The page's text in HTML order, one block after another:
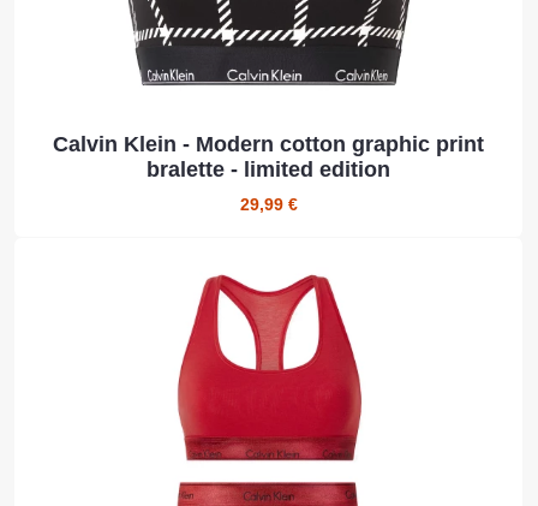
Calvin Klein - Modern cotton graphic print
bralette - limited edition
29,99 €